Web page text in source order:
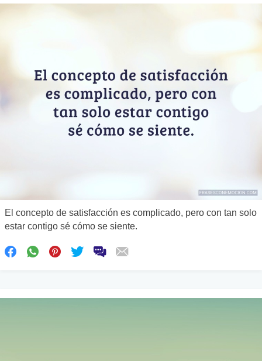
El concepto de satisfacción es complicado, pero con tan solo
estar contigo sé cómo se siente.